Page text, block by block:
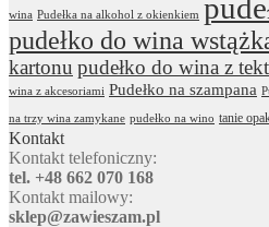
wina Pudełka na alkohol z okienkiem
pudełko do wina
kartonu pudełko do wina z
wina z akcesoriami Pudełko na szampana
na trzy wina zamykane pudełko na wino tanie
Kontakt
Kontakt telefoniczny:
tel. +48 662 070 168
Kontakt mailowy:
sklep@zawieszam.pl